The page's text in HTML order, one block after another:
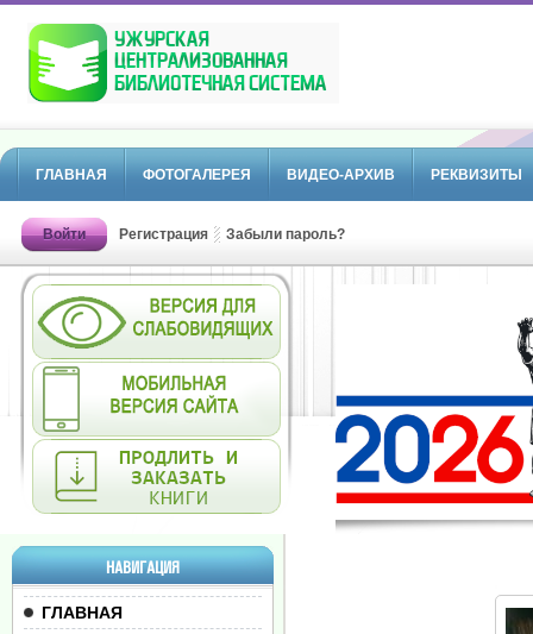
ГЛАВНАЯ ФОТОГАЛЕРЕЯ ВИДЕО-АРХИВ РЕКВИЗИТЫ
Войти Регистрация Забыли пароль?
НАВИГАЦИЯ
ГЛАВНАЯ